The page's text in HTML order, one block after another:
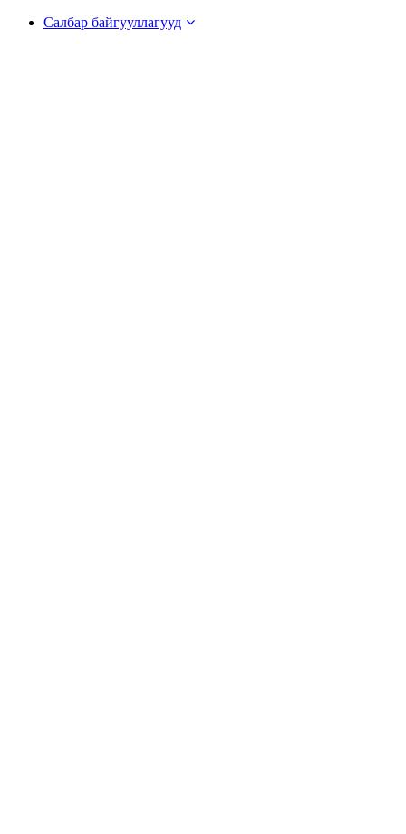
Салбар байгууллагууд